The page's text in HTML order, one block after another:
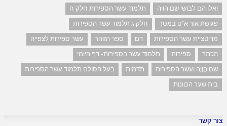
ואלו הם לבושי שם הויה
תלמוד עשר הספירות חלק ח
פגישת אור א"ס במסך
חלק ג תלמוד עשר הספירות
מדיטציית עשר הספירות
דם ספר הזוהר
עשר ספירות לצפייה
הכתר
ספירות
תלמוד עשר הספירות- דף היומי
שם הֲוָיָה ועשר הספירות
תדמית
בעל הסולם תלמוד עשר הספירות
בית שער הכוונות
צור קשר